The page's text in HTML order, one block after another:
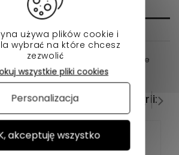
kubota z402,z482 aixam voiture
w tej samej kategorii:
używa plików cookie i
wybrać na które chcesz
zezwolić
akceptuję wszystko
wszystkie pliki cookies
Personalizacja